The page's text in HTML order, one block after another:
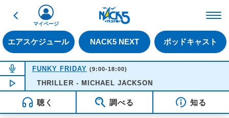
戻る
エアスケジュール NACK5 NEXT ポッドキャスト
マイページ
NOW ON AIR
FUNKY FRIDAY (9:00-18:00)
NOW PLAYING12:21
THRILLER - MICHAEL JACKSON
聴く 調べる 知る